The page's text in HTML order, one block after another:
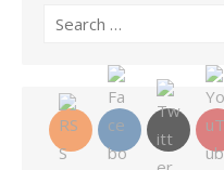
Search